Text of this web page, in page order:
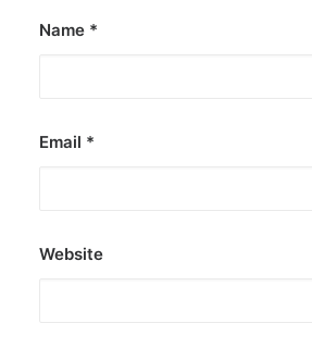
Name *
Email *
Website